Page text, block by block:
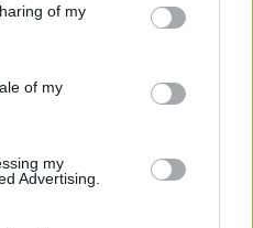
behaviour. You may click to
and its third-party tags to
purposes in below Google
of my
of my
my
Advertising.